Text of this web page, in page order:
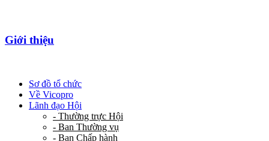
Giới thiệu
Sơ đồ tổ chức
Về Vicopro
Lãnh đạo Hội
- Thường trực Hội
- Ban Thường vụ
- Ban Chấp hành